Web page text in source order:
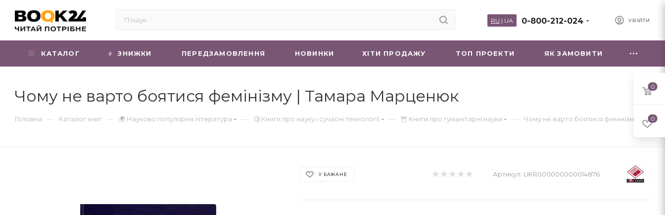
УВІЙТИ
0-800-212-024
RU | UA
КАТАЛОГ ЗНИЖКИ ПЕРЕДЗАМОВЛЕННЯ НОВИНКИ ХIТИ ПРОДАЖУ ТОП ПРОЕКТИ ЯК ЗАМОВИТИ
Чому не варто боятися фемінізму | Тамара Марценюк
Головна — Каталог книг — 🌍 Науково популярна література — 🧐 Книги про науку і сучасні технології — 🦉 Книги про гуманітарні науки — Чому не варто боятися фемінізму
У БАЖАНЕ Артикул: UKR000000000014876
0
0